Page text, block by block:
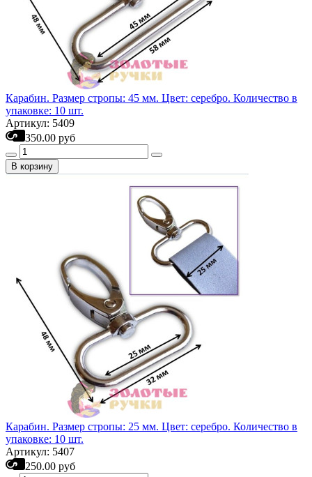
Карабин. Размер стропы: 45 мм. Цвет: серебро. Количество в
упаковке: 10 шт.
Артикул: 5409
350.00 руб
В корзину
Карабин. Размер стропы: 25 мм. Цвет: серебро. Количество в
упаковке: 10 шт.
Артикул: 5407
250.00 руб